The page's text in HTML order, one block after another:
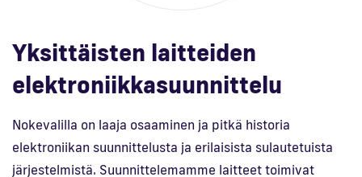
Yksittäisten laitteiden
elektroniikkasuunnittelu
Nokevalilla on laaja osaaminen ja pitkä historia
elektroniikan suunnittelusta ja erilaisista sulautetuista
järjestelmistä. Suunnittelemamme laitteet toimivat